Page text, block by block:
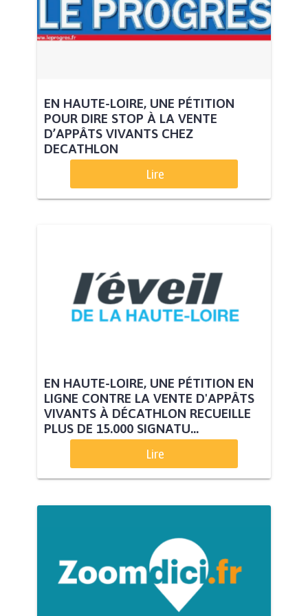
EN HAUTE-LOIRE, UNE PÉTITION
POUR DIRE STOP À LA VENTE
D’APPÂTS VIVANTS CHEZ
DECATHLON
Lire
EN HAUTE-LOIRE, UNE PÉTITION EN
LIGNE CONTRE LA VENTE D'APPÂTS
VIVANTS À DÉCATHLON RECUEILLE
PLUS DE 15.000 SIGNATU...
Lire